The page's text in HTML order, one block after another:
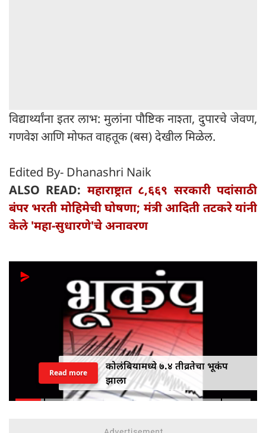
विद्यार्थ्यांना इतर लाभ: मुलांना पौष्टिक नाश्ता, दुपारचे जेवण,
गणवेश आणि मोफत वाहतूक (बस) देखील मिळेल.
Edited By- Dhanashri Naik
ALSO READ: महाराष्ट्रात ८,६६९ सरकारी पदांसाठी
बंपर भरती मोहिमेची घोषणा; मंत्री आदिती तटकरे यांनी
केले 'महा-सुधारणे'चे अनावरण
तिसऱ्या मुंबई'चा मराठी जनतेला फायदा
होणार नाही म्हणत राज ठाकरेंचा राज्य
सरकारवर हल्लाबोल
Read more